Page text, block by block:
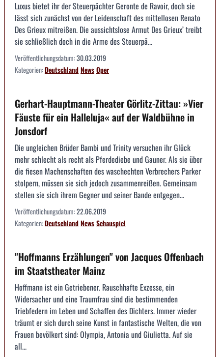
Luxus bietet ihr der Steuerpächter Geronte de Ravoir, doch sie
lässt sich zunächst von der Leidenschaft des mittellosen Renato
Des Grieux mitreißen. Die aussichtslose Armut Des Grieux’ treibt
sie schließlich doch in die Arme des Steuerpä...
Veröffentlichungsdatum:30.03.2019
Kategorien:DeutschlandNewsOper
Gerhart-Hauptmann-Theater Görlitz-Zittau: »Vier
Fäuste für ein Halleluja« auf der Waldbühne in
Jonsdorf
Die ungleichen Brüder Bambi und Trinity versuchen ihr Glück
mehr schlecht als recht als Pferdediebe und Gauner. Als sie über
die fiesen Machenschaften des waschechten Verbrechers Parker
stolpern, müssen sie sich jedoch zusammenreißen. Gemeinsam
stellen sie sich ihrem Gegner und seiner Bande entgegen...
Veröffentlichungsdatum:22.06.2019
Kategorien:DeutschlandNewsSchauspiel
"Hoffmanns Erzählungen" von Jacques Offenbach
im Staatstheater Mainz
Hoffmann ist ein Getriebener. Rauschhafte Exzesse, ein
Widersacher und eine Traumfrau sind die bestimmenden
Triebfedern im Leben und Schaffen des Dichters. Immer wieder
träumt er sich durch seine Kunst in fantastische Welten, die von
Frauen bevölkert sind: Olympia, Antonia und Giulietta. Auf sie
all...